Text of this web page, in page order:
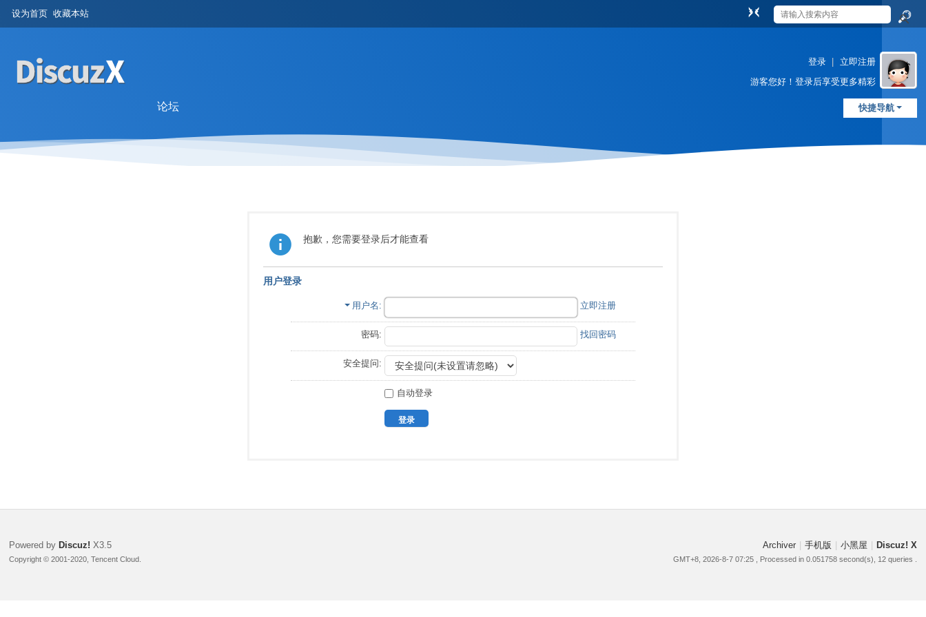
设为首页 收藏本站
索
登录
立即注册
游客您好！登录后享受更多精彩
快捷导航
论坛
抱歉，您需要登录后才能查看
用户登录
用户名 立即注册
密码: 找回密码
安全提问:
自动登录
登录
Archiver 手机版 小黑屋 Discuz! X
GMT+8, 2026-8-7 07:25, Processed in 0.051758 second(s), 12 queries .
Powered by Discuz! X3.5
Copyright © 2001-2020, Tencent Cloud.